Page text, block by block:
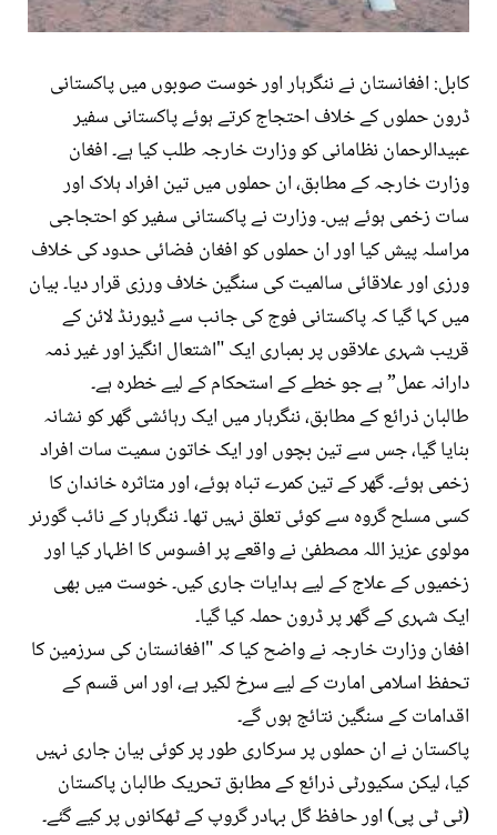
کابل: افغانستان نے ننگرہار اور خوست صوبوں میں پاکستانی
ڈرون حملوں کے خلاف احتجاج کرتے ہوئے پاکستانی سفیر
عبیدالرحمان نظامانی کو وزارت خارجہ طلب کیا ہے۔ افغان
وزارت خارجہ کے مطابق، ان حملوں میں تین افراد ہلاک اور
سات زخمی ہوئے ہیں۔ وزارت نے پاکستانی سفیر کو احتجاجی
مراسلہ پیش کیا اور ان حملوں کو افغان فضائی حدود کی خلاف
ورزی اور علاقائی سالمیت کی سنگین خلاف ورزی قرار دیا۔ بیان
میں کہا گیا کہ پاکستانی فوج کی جانب سے ڈیورنڈ لائن کے
قریب شہری علاقوں پر بمباری ایک "اشتعال انگیز اور غیر ذمہ
دارانہ عمل” ہے جو خطے کے استحکام کے لیے خطرہ ہے۔
طالبان ذرائع کے مطابق، ننگرہار میں ایک رہائشی گھر کو نشانہ
بنایا گیا، جس سے تین بچوں اور ایک خاتون سمیت سات افراد
زخمی ہوئے۔ گھر کے تین کمرے تباہ ہوئے، اور متاثرہ خاندان کا
کسی مسلح گروہ سے کوئی تعلق نہیں تھا۔ ننگرہار کے نائب گورنر
مولوی عزیز اللہ مصطفیٰ نے واقعے پر افسوس کا اظہار کیا اور
زخمیوں کے علاج کے لیے ہدایات جاری کیں۔ خوست میں بھی
ایک شہری کے گھر پر ڈرون حملہ کیا گیا۔
افغان وزارت خارجہ نے واضح کیا کہ "افغانستان کی سرزمین کا
تحفظ اسلامی امارت کے لیے سرخ لکیر ہے، اور اس قسم کے
اقدامات کے سنگین نتائج ہوں گے۔
پاکستان نے ان حملوں پر سرکاری طور پر کوئی بیان جاری نہیں
کیا، لیکن سکیورٹی ذرائع کے مطابق تحریک طالبان پاکستان
(ٹی ٹی پی) اور حافظ گل بہادر گروپ کے ٹھکانوں پر کیے گئے۔